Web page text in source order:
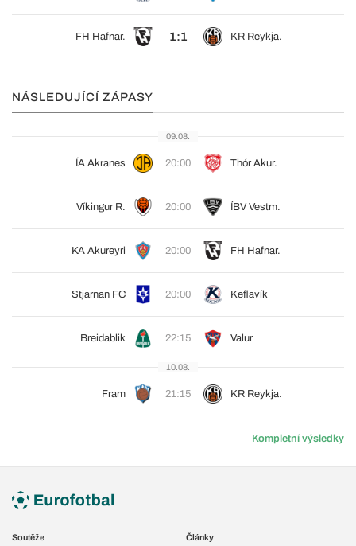
FH Hafnar. 1:1 KR Reykja.
NÁSLEDUJÍCÍ ZÁPASY
09.08.
ÍA Akranes 20:00 Thór Akur.
Víkingur R. 20:00 ÍBV Vestm.
KA Akureyri 20:00 FH Hafnar.
Stjarnan FC 20:00 Keflavík
Breidablik 22:15 Valur
10.08.
Fram 21:15 KR Reykja.
Kompletní výsledky
Soutěže
Články